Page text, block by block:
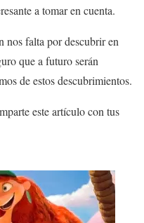
a tomar en cuenta.
nos falta por descubrir en
que a futuro serán
de estos descubrimientos.
este artículo con tus